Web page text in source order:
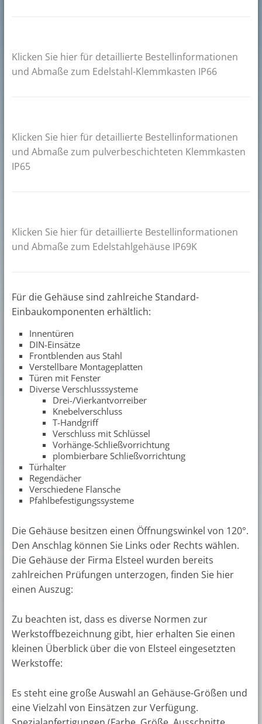
Klicken Sie hier für detaillierte Bestellinformationen
und Abmaße zum Edelstahl-Klemmkasten IP66
Klicken Sie hier für detaillierte Bestellinformationen
und Abmaße zum pulverbeschichteten Klemmkasten
IP65
Klicken Sie hier für detaillierte Bestellinformationen
und Abmaße zum Edelstahlgehäuse IP69K
Für die Gehäuse sind zahlreiche Standard-
Einbaukomponenten erhältlich:
Innentüren
DIN-Einsätze
Frontblenden aus Stahl
Verstellbare Montageplatten
Türen mit Fenster
Diverse Verschlusssysteme
Drei-/Vierkantvorreiber
Knebelverschluss
T-Handgriff
Verschluss mit Schlüssel
Vorhänge-Schließvorrichtung
plombierbare Schließvorrichtung
Türhalter
Regendächer
Verschiedene Flansche
Pfahlbefestigungssysteme
Die Gehäuse besitzen einen Öffnungswinkel von 120°.
Den Anschlag können Sie Links oder Rechts wählen.
Die Gehäuse der Firma Elsteel wurden bereits
zahlreichen Prüfungen unterzogen, finden Sie hier
einen Auszug:
Zu beachten ist, dass es diverse Normen zur
Werkstoffbezeichnung gibt, hier erhalten Sie einen
kleinen Überblick über die von Elsteel eingesetzten
Werkstoffe:
Es steht eine große Auswahl an Gehäuse-Größen und
eine Vielzahl von Einsätzen zur Verfügung.